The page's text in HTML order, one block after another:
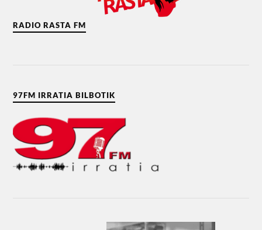
RADIO RASTA FM
97FM IRRATIA BILBOTIK